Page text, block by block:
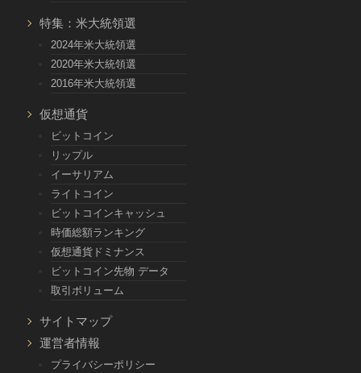
特集：米大統領選
2024年米大統領選
2020年米大統領選
2016年米大統領選
仮想通貨
ビットコイン
リップル
イーサリアム
ライトコイン
ビットコインキャッシュ
時価総額ランキング
仮想通貨ドミナンス
ビットコイン先物 データ
取引ボリューム
サイトマップ
運営者情報
プライバシーポリシー